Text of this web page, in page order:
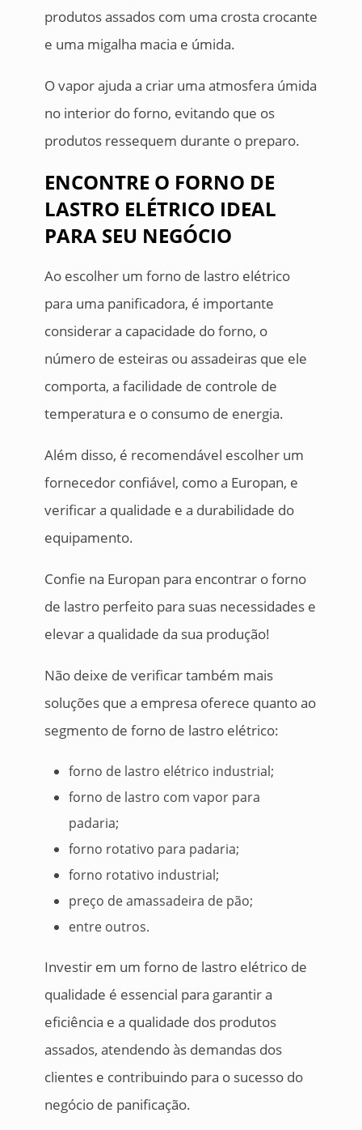
produtos assados com uma crosta crocante
e uma migalha macia e úmida.
O vapor ajuda a criar uma atmosfera úmida
no interior do forno, evitando que os
produtos ressequem durante o preparo.
ENCONTRE O FORNO DE
LASTRO ELÉTRICO IDEAL
PARA SEU NEGÓCIO
Ao escolher um forno de lastro elétrico
para uma panificadora, é importante
considerar a capacidade do forno, o
número de esteiras ou assadeiras que ele
comporta, a facilidade de controle de
temperatura e o consumo de energia.
Além disso, é recomendável escolher um
fornecedor confiável, como a Europan, e
verificar a qualidade e a durabilidade do
equipamento.
Confie na Europan para encontrar o forno
de lastro perfeito para suas necessidades e
elevar a qualidade da sua produção!
Não deixe de verificar também mais
soluções que a empresa oferece quanto ao
segmento de forno de lastro elétrico:
forno de lastro elétrico industrial;
forno de lastro com vapor para
padaria;
forno rotativo para padaria;
forno rotativo industrial;
preço de amassadeira de pão;
entre outros.
Investir em um forno de lastro elétrico de
qualidade é essencial para garantir a
eficiência e a qualidade dos produtos
assados, atendendo às demandas dos
clientes e contribuindo para o sucesso do
negócio de panificação.